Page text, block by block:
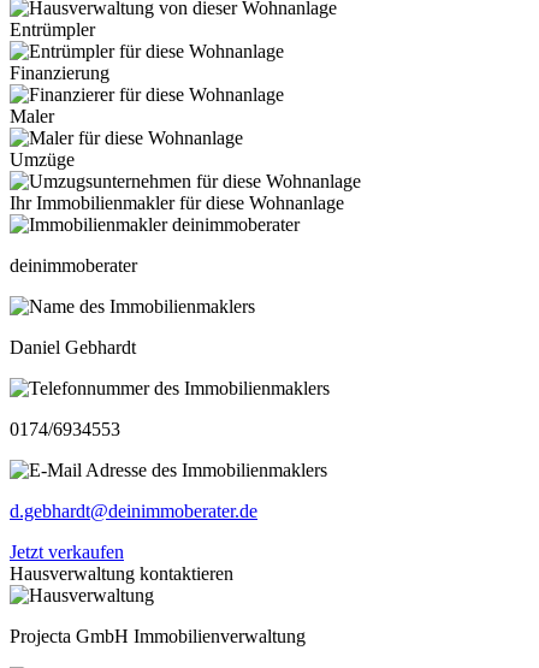
Entrümpler
Finanzierung
Maler
Umzüge
Ihr Immobilienmakler für diese Wohnanlage
deinimmoberater
Daniel Gebhardt
0174/6934553
d.gebhardt@deinimmoberater.de
Jetzt verkaufen
Hausverwaltung kontaktieren
Projecta GmbH Immobilienverwaltung